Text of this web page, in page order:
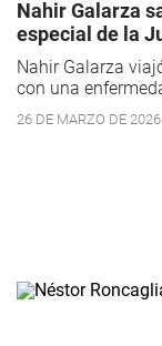
Nahir Galarza
especial de la
Nahir Galarza
con una
26 DE MARZO DE